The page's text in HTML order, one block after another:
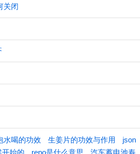
关闭
水喝的功效 生姜片的功效与作用
json
开始的 repo是什么意思 汽车蓄电池寿